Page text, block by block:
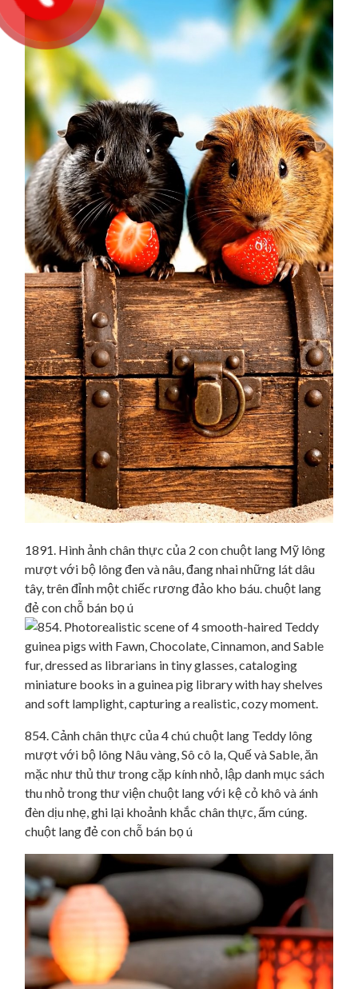
1891. Hình ảnh chân thực của 2 con chuột lang Mỹ lông
mượt với bộ lông đen và nâu, đang nhai những lát dâu
tây, trên đỉnh một chiếc rương đảo kho báu. chuột lang
đẻ con chỗ bán bọ ú
854. Cảnh chân thực của 4 chú chuột lang Teddy lông
mượt với bộ lông Nâu vàng, Sô cô la, Quế và Sable, ăn
mặc như thủ thư trong cặp kính nhỏ, lập danh mục sách
thu nhỏ trong thư viện chuột lang với kệ cỏ khô và ánh
đèn dịu nhẹ, ghi lại khoảnh khắc chân thực, ấm cúng.
chuột lang đẻ con chỗ bán bọ ú